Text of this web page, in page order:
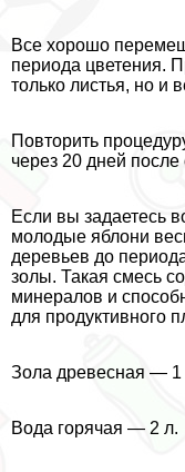
Все хорошо
периода цветения.
только листья, но и
Повторить
через 20 дней
Если вы задаетесь
молодые яблони
деревьев до
золы. Такая смесь
минералов и
для продуктивного
Зола древесная — 1
Вода горячая — 2 л.